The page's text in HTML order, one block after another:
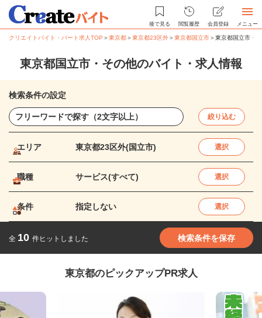
後で見る 閲覧履歴 会員登録 メニュー
クリエイトバイト・パート求人TOP ＞東京都＞東京都23区外＞東京都国立市＞東京都国立市・
東京都国立市・その他のバイト・求人情報
検索条件の設定
絞り込む
エリア 東京都23区外(国立市) 選択
職種 サービス(すべて) 選択
条件 指定しない 選択
全 10 件ヒットしました 検索条件を保存
東京都のピックアップPR求人